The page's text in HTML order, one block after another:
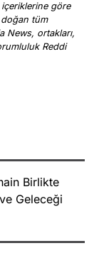
içeriklerine göre
doğan tüm
News, ortakları,
Reddi
Birlikte
Geleceği